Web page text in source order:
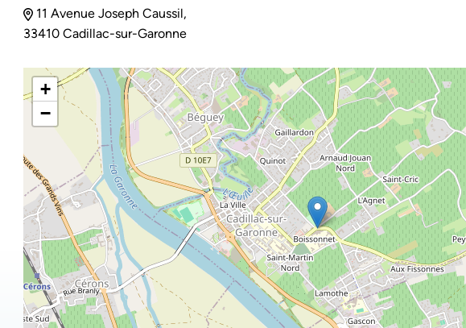
11 Avenue Joseph Caussil,
33410 Cadillac-sur-Garonne
+
−